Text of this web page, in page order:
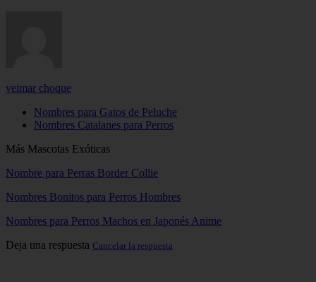
veimar choque
Nombres para Gatos de Peluche
Nombres Catalanes para Perros
Más Mascotas Exóticas
Nombre para Perras Border Collie
Nombres Bonitos para Perros Hombres
Nombres para Perros Machos en Japonés Anime
Deja una respuesta Cancelar la respuesta